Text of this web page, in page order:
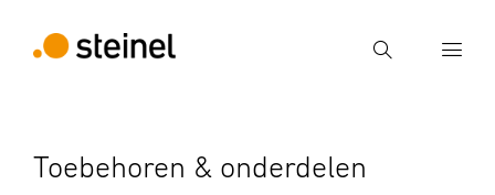
Zoek
Zoek
Toebehoren & onderdelen